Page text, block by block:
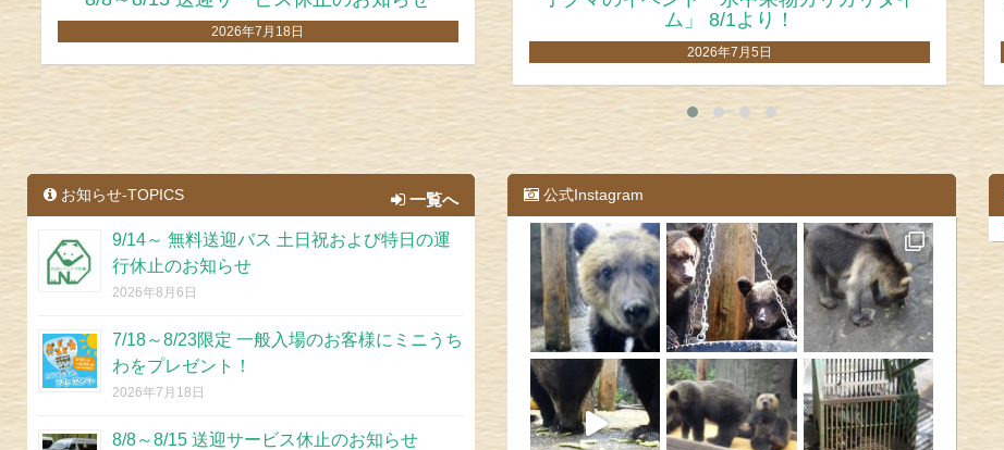
ム」 8/1より！
シュタイム」開催！
2026年7月5日
お知らせ-TOPICS 一覧へ
9/14～ 無料送迎バス 土日祝および特日の運
行休止のお知らせ
2026年8月6日
7/18～8/23限定 一般入場のお客様にミニうち
わをプレゼント！
2026年7月18日
8/8～8/15 送迎サービス休止のお知らせ
公式Instagram